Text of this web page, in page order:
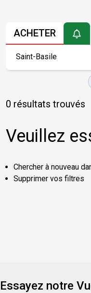
ACHETER
0 résultats trouvés
Veuillez
Chercher à nouveau
Supprimer vos filtres
Essayez notre